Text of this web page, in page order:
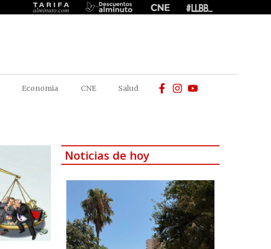
Economia CNE Salud
Noticias de hoy